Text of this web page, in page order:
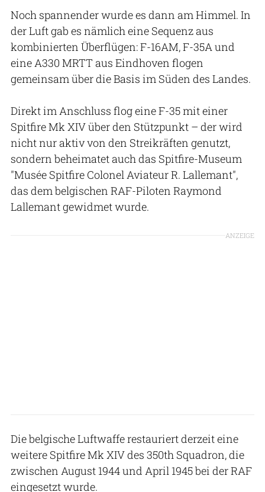
Noch spannender wurde es dann am Himmel. In
der Luft gab es nämlich eine Sequenz aus
kombinierten Überflügen: F-16AM, F-35A und
eine A330 MRTT aus Eindhoven flogen
gemeinsam über die Basis im Süden des Landes.
Direkt im Anschluss flog eine F-35 mit einer
Spitfire Mk XIV über den Stützpunkt – der wird
nicht nur aktiv von den Streikräften genutzt,
sondern beheimatet auch das Spitfire-Museum
"Musée Spitfire Colonel Aviateur R. Lallemant",
das dem belgischen RAF-Piloten Raymond
Lallemant gewidmet wurde.
ANZEIGE
Die belgische Luftwaffe restauriert derzeit eine
weitere Spitfire Mk XIV des 350th Squadron, die
zwischen August 1944 und April 1945 bei der RAF
eingesetzt wurde.